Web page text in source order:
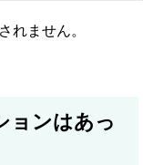
れません。
ョンはあっ